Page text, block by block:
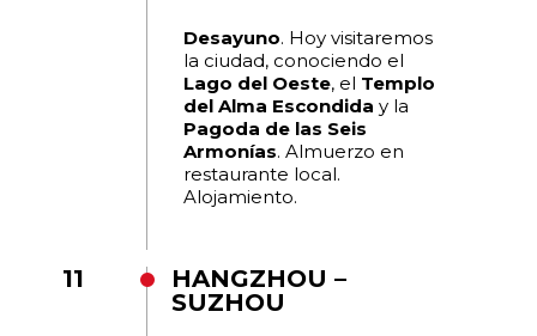
Desayuno. Hoy visitaremos
la ciudad, conociendo el
Lago del Oeste, el Templo
del Alma Escondida y la
Pagoda de las Seis
Armonías. Almuerzo en
restaurante local.
Alojamiento.
11
HANGZHOU –
SUZHOU